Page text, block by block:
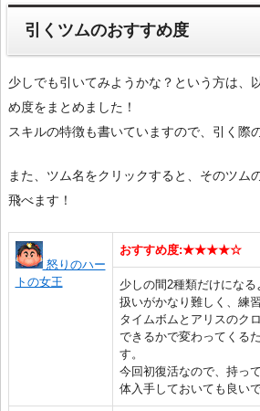
引くツムのおすすめ度
少しでも引いてみようかな？という方は、
め度をまとめました！
スキルの特徴も書いていますので、引く際
また、ツム名をクリックすると、そのツム
飛べます！
怒りのハー
トの女王
おすすめ度:★★★★☆
少しの間2種類だけになる
扱いがかなり難しく、練
タイムボムとアリスのク
できるかで変わってくる
す。
今回初復活なので、持っ
体入手しておいても良いで